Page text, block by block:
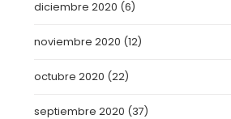
diciembre 2020 (6)
noviembre 2020 (12)
octubre 2020 (22)
septiembre 2020 (37)